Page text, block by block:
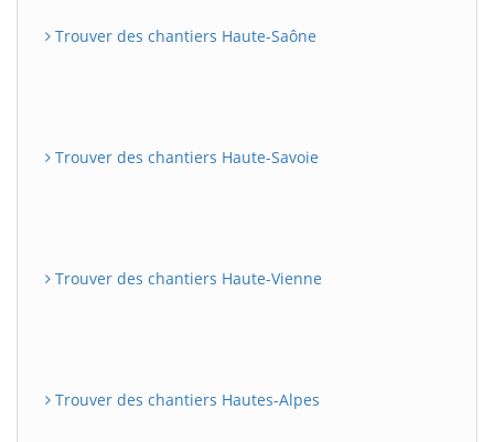
Trouver des chantiers Haute-Saône
Trouver des chantiers Haute-Savoie
Trouver des chantiers Haute-Vienne
Trouver des chantiers Hautes-Alpes